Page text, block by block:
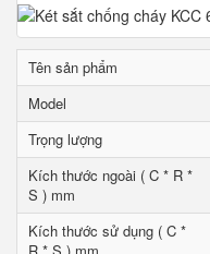
Tên sản phẩm
Model
Trọng lượng
Kích thước ngoài ( C * R *
S ) mm
Kích thước sử dụng ( C *